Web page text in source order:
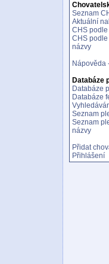
Seznam
Aktuální
CHS
CHS
názvy
Nápověda
Databáze
Databáze
Databáze
Seznam
Seznam
názvy
Přidat
Přihlášení